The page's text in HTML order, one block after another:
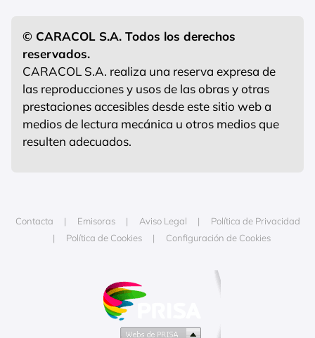
© CARACOL S.A. Todos los derechos
reservados.
CARACOL S.A. realiza una reserva expresa de
las reproducciones y usos de las obras y otras
prestaciones accesibles desde este sitio web a
medios de lectura mecánica u otros medios que
resulten adecuados.
Contacta Emisoras Aviso Legal
Política de Privacidad
Política de Cookies
Configuración de Cookies